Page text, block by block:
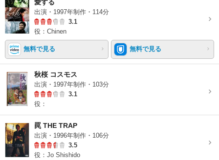
愛する
出演・1997年制作・114分
3.1
役：Chinen
無料で見る 無料で見る
秋桜 コスモス
出演・1997年制作・103分
3.1
役：
罠 THE TRAP
出演・1996年制作・106分
3.5
役：Jo Shishido